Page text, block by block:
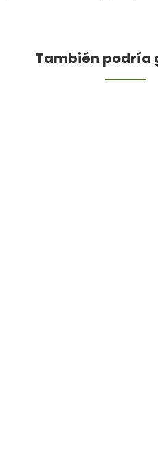
También podría